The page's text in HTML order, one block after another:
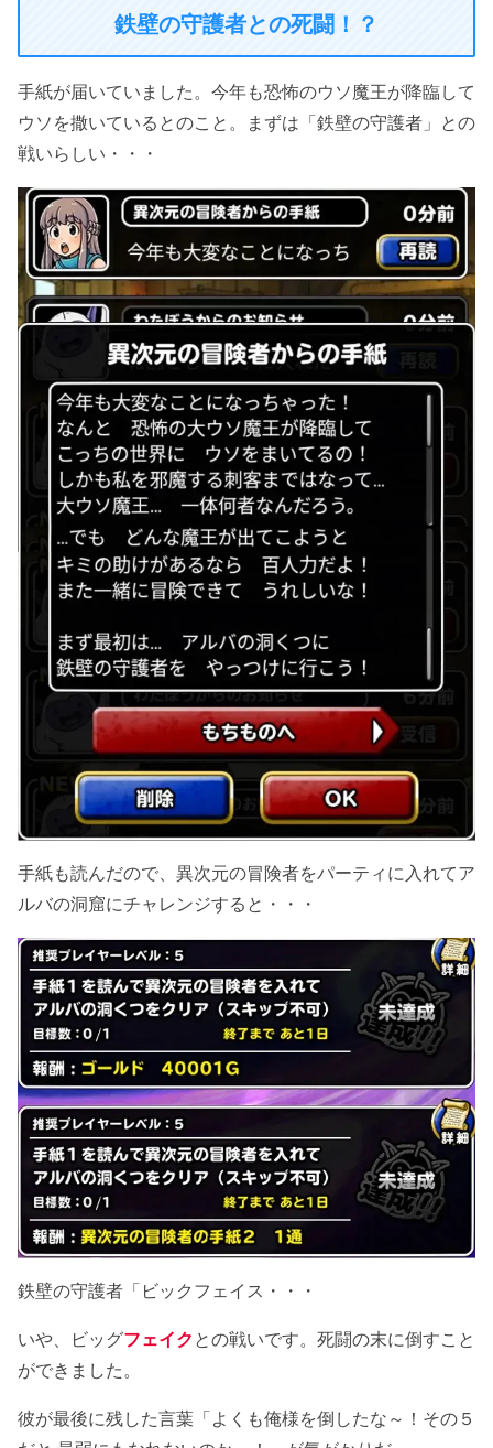
鉄壁の守護者との死闘！？
手紙が届いていました。今年も恐怖のウソ魔王が降臨して
ウソを撒いているとのこと。まずは「鉄壁の守護者」との
戦いらしい・・・
手紙も読んだので、異次元の冒険者をパーティに入れてア
ルバの洞窟にチャレンジすると・・・
鉄壁の守護者「ビックフェイス・・・
いや、ビッグフェイク との戦いです。死闘の末に倒すこと
ができました。
彼が最後に残した言葉「よくも俺様を倒したな～！その５